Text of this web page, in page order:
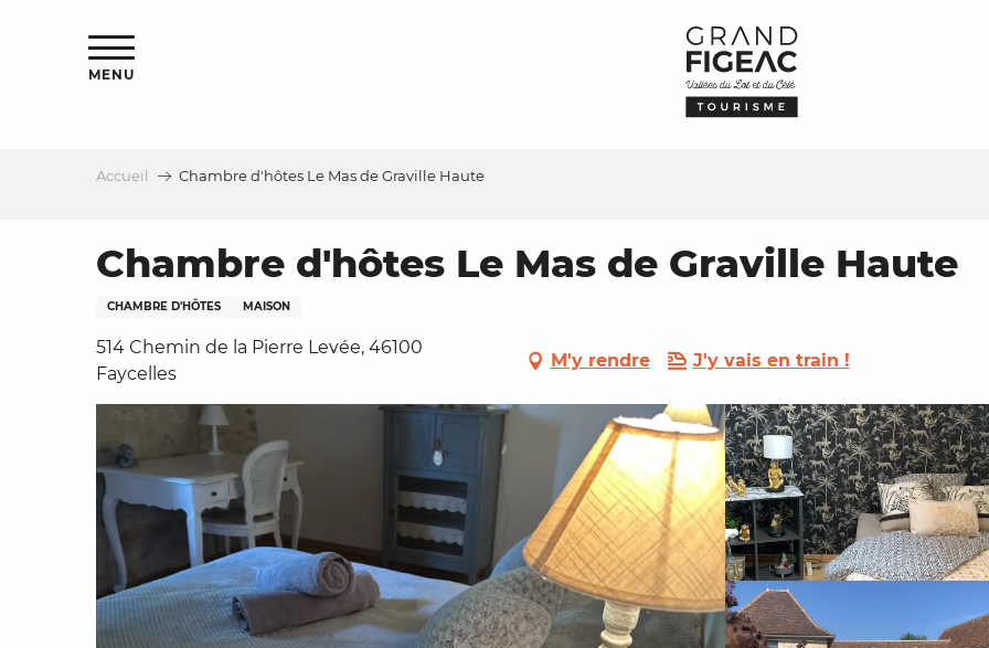
MENU
Accueil Chambre d'hôtes Le Mas de Graville Haute
Chambre d'hôtes Le Mas de Graville Haute
CHAMBRE D'HÔTES MAISON
514 Chemin de la Pierre Levée, 46100
Faycelles
M'y rendre J'y vais en train !